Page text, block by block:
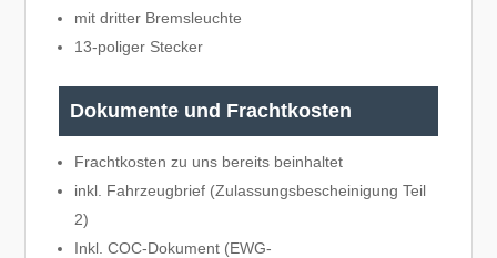
mit dritter Bremsleuchte
13-poliger Stecker
Dokumente und Frachtkosten
Frachtkosten zu uns bereits beinhaltet
inkl. Fahrzeugbrief (Zulassungsbescheinigung Teil
2)
Inkl. COC-Dokument (EWG-